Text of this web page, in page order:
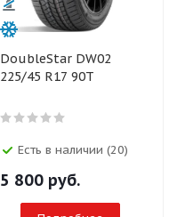
DoubleStar DW02
225/45 R17 90T
Есть в наличии (20)
5 800 руб.